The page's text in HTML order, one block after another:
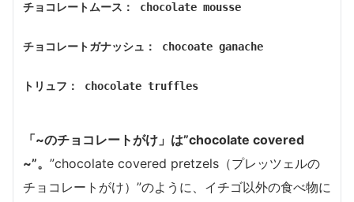
チョコレートムース： chocolate mousse
チョコレートガナッシュ： chocoate ganache
トリュフ： chocolate truffles
「~のチョコレートがけ」は”chocolate covered
~”。 ”chocolate covered pretzels（プレッツェルの
チョコレートがけ）”のように、イチゴ以外の食べ物に